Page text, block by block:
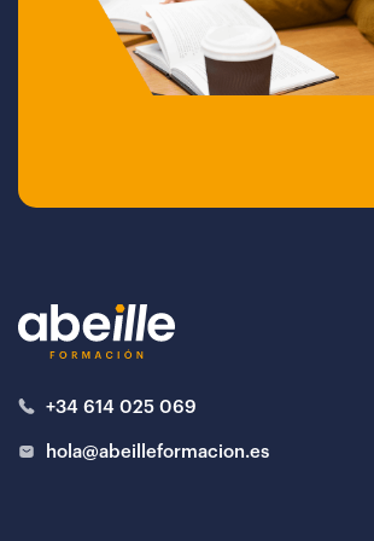
+34 614 025 069
hola@abeilleformacion.es